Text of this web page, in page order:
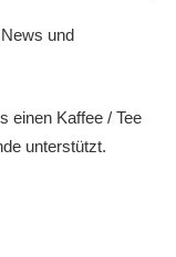
und
einen Kaffee / Tee
unterstützt.